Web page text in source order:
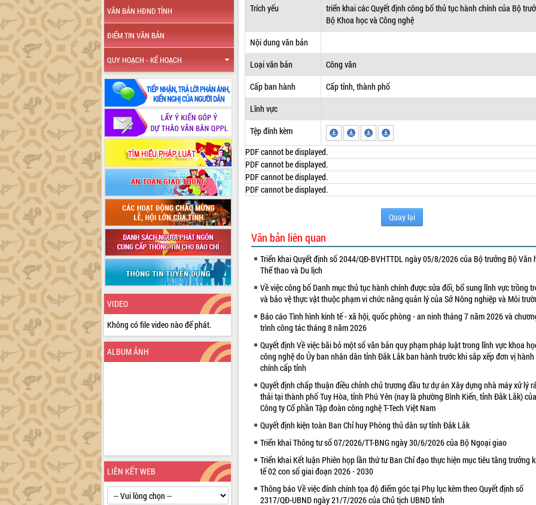
VĂN BẢN HĐND TỈNH
ĐIỂM TIN VĂN BẢN
QUY HOẠCH - KẾ HOẠCH
VIDEO
Không có file video nào để phát.
ALBUM ẢNH
LIÊN KẾT WEB
Trích yếu
triển khai các Quyết định công bố thủ tục hành chính của Bộ
Bộ Khoa học và Công nghệ
Nội dung văn bản
Loại văn bản
Công văn
Cấp ban hành
Cấp tỉnh, thành phố
Lĩnh vực
Tệp đính kèm
PDF cannot be displayed.
PDF cannot be displayed.
PDF cannot be displayed.
PDF cannot be displayed.
Quay lại
Văn bản liên quan
Triển khai Quyết định số 2044/QĐ-BVHTTDL ngày 05/8/2026 của Bộ trưởng Bộ Văn
Thể thao và Du lịch
Về việc công bố Danh mục thủ tục hành chính được sửa đổi, bổ sung lĩnh vực trồng
và bảo vệ thực vật thuộc phạm vi chức năng quản lý của Sở Nông nghiệp và Môi
Báo cáo Tình hình kinh tế - xã hội, quốc phòng - an ninh tháng 7 năm 2026 và
trình công tác tháng 8 năm 2026
Quyết định Về việc bãi bỏ một số văn bản quy phạm pháp luật trong lĩnh vực khoa
công nghệ do Ủy ban nhân dân tỉnh Đắk Lắk ban hành trước khi sắp xếp đơn vị hành
chính cấp tỉnh
Quyết định chấp thuận điều chỉnh chủ trương đầu tư dự án Xây dựng nhà máy xử lý
thải tại thành phố Tuy Hòa, tỉnh Phú Yên (nay là phường Bình Kiến, tỉnh Đắk Lắk) của
Công ty Cổ phần Tập đoàn công nghệ T-Tech Việt Nam
Quyết định kiện toàn Ban Chỉ huy Phòng thủ dân sự tỉnh Đắk Lắk
Triển khai Thông tư số 07/2026/TT-BNG ngày 30/6/2026 của Bộ Ngoại giao
Triển khai Kết luận Phiên họp lần thứ tư Ban Chỉ đạo thực hiện mục tiêu tăng trưởng
tế 02 con số giai đoạn 2026 - 2030
Thông báo Về việc đính chính tọa độ điểm góc tại Phụ lục kèm theo Quyết định số
2317/QĐ-UBND ngày 21/7/2026 của Chủ tịch UBND tỉnh